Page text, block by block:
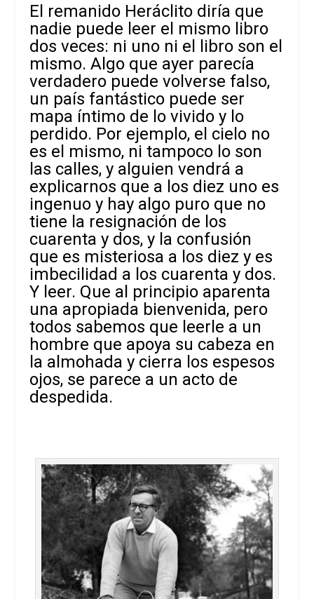
El remanido Heráclito diría que
nadie puede leer el mismo libro
dos veces: ni uno ni el libro son el
mismo. Algo que ayer parecía
verdadero puede volverse falso,
un país fantástico puede ser
mapa íntimo de lo vivido y lo
perdido. Por ejemplo, el cielo no
es el mismo, ni tampoco lo son
las calles, y alguien vendrá a
explicarnos que a los diez uno es
ingenuo y hay algo puro que no
tiene la resignación de los
cuarenta y dos, y la confusión
que es misteriosa a los diez y es
imbecilidad a los cuarenta y dos.
Y leer. Que al principio aparenta
una apropiada bienvenida, pero
todos sabemos que leerle a un
hombre que apoya su cabeza en
la almohada y cierra los espesos
ojos, se parece a un acto de
despedida.